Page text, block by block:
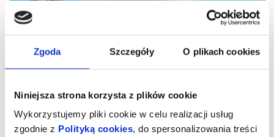
Zgoda Szczegóły O plikach cookies
Niniejsza strona korzysta z plików cookie
Wykorzystujemy pliki cookie w celu realizacji usług
zgodnie z Polityką cookies, do spersonalizowania treści